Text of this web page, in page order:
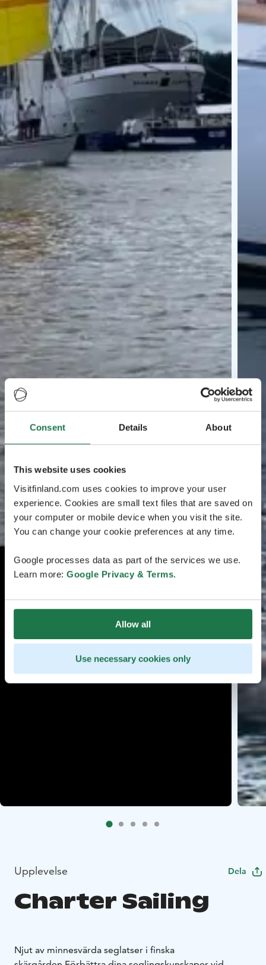
Consent Details About
This website uses cookies
Visitfinland.com uses cookies to improve your user
experience. Cookies are small text files that are saved on
your computer or mobile device when you visit the site.
You can change your cookie preferences at any time.
Google processes data as part of the services we use.
Learn more: Google Privacy & Terms.
Allow all
Use necessary cookies only
Upplevelse Dela
Charter Sailing
Njut av minnesvärda seglatser i finska